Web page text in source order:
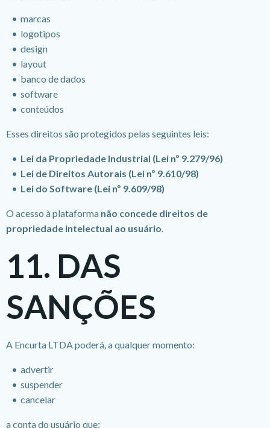
marcas
logotipos
design
layout
banco de dados
software
conteúdos
Esses direitos são protegidos pelas seguintes leis:
Lei da Propriedade Industrial (Lei nº 9.279/96)
Lei de Direitos Autorais (Lei nº 9.610/98)
Lei do Software (Lei nº 9.609/98)
O acesso à plataforma não concede direitos de
propriedade intelectual ao usuário.
11. DAS
SANÇÕES
A Encurta LTDA poderá, a qualquer momento:
advertir
suspender
cancelar
a conta do usuário que: